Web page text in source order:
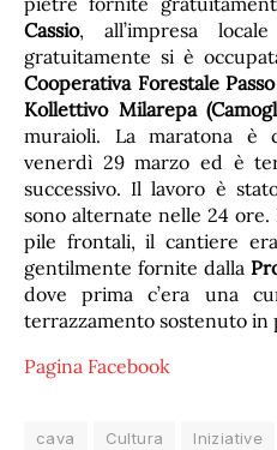
Cassio, all’impresa
gratuitamente si è
Cooperativa Forestale
Kollettivo Milarepa
muraioli. La maratona è
venerdì 29 marzo ed è
successivo. Il lavoro è
sono alternate nelle 24
pile frontali, il cantiere
gentilmente fornite dalla
dove prima c’era una
terrazzamento sostenuto in
Pagina Facebook
cava Cultura Iniziative